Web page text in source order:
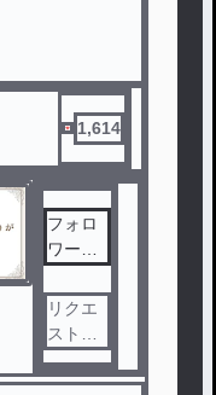
1,614
フォロ
ワー様2
ありが
とうご
ざいま
す！
リクエ
スト待
ってま
す！！